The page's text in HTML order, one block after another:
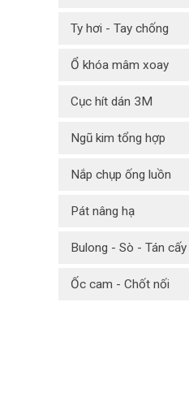
Ty hơi - Tay chống
Ổ khóa mâm xoay
Cục hít dán 3M
Ngũ kim tổng hợp
Nắp chụp ống luồn
Pát nâng hạ
Bulong - Sò - Tán cấy
Ốc cam - Chốt nối